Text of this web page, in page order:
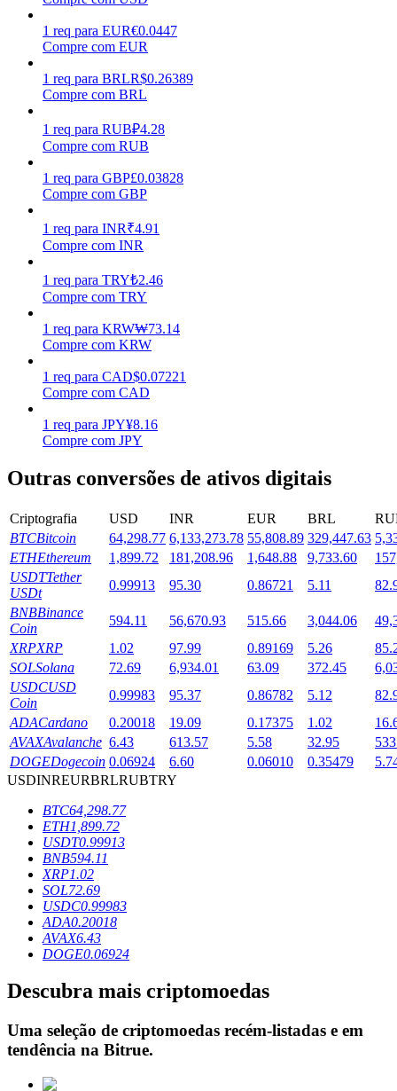
Ganhe recompensas competitivas diariamente
Estacamento
Launchpool
Staking flexível para ganhar tokens populares.
Bloqueios de BTR
Investimentos exclusivos para titulares de BTR
Empréstimos
Serviço de empréstimo apoiado por criptografia
1 req para EUR€0.0447
Compre com EUR
1 req para BRLR$0.26389
Compre com BRL
1 req para RUB₽4.28
Compre com RUB
1 req para GBP£0.03828
Compre com GBP
1 req para INR₹4.91
Compre com INR
1 req para TRY₺2.46
Compre com TRY
1 req para KRW₩73.14
Compre com KRW
1 req para CAD$0.07221
Compre com CAD
1 req para JPY¥8.16
Compre com JPY
Outras conversões de ativos digitais
Criptografia USD INR EUR BRL
BTCBitcoin 64,298.77 6,133,273.78 55,808.89 329,447.63
ETHEthereum 1,899.72 181,208.96 1,648.88 9,733.60
USDTTether
USDt
0.99913 95.30 0.86721 5.11
BNBBinance
Coin
594.11 56,670.93 515.66 3,044.06
XRPXRP 1.02 97.99 0.89169 5.26
SOLSolana 72.69 6,934.01 63.09 372.45
USDCUSD
Coin
0.99983 95.37 0.86782 5.12
ADACardano 0.20018 19.09 0.17375 1.02
AVAXAvalanche 6.43 613.57 5.58 32.95
DOGEDogecoin 0.06924 6.60 0.06010 0.35479
USDINREURBRLRUBTRY
BTC64,298.77
ETH1,899.72
USDT0.99913
BNB594.11
XRP1.02
SOL72.69
USDC0.99983
ADA0.20018
AVAX6.43
DOGE0.06924
Descubra mais criptomoedas
Uma seleção de criptomoedas recém-listadas e em
tendência na Bitrue.